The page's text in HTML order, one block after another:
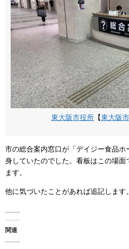
東大阪市役所 【東大阪
市の総合案内窓口が「デイジー食品
身していたのでした。看板はこの場
ます。
他に気づいたことがあれば追記します。
関連